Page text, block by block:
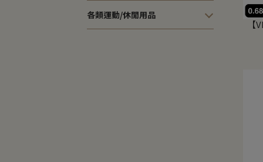
各類運動/休閒用品